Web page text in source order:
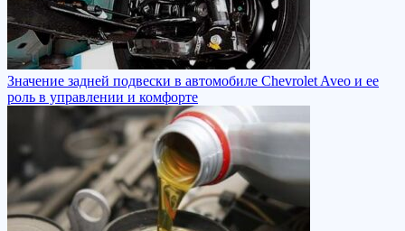
Значение задней подвески в автомобиле Chevrolet Aveo и ее
роль в управлении и комфорте